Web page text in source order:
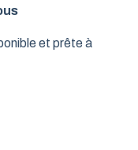
et prête à